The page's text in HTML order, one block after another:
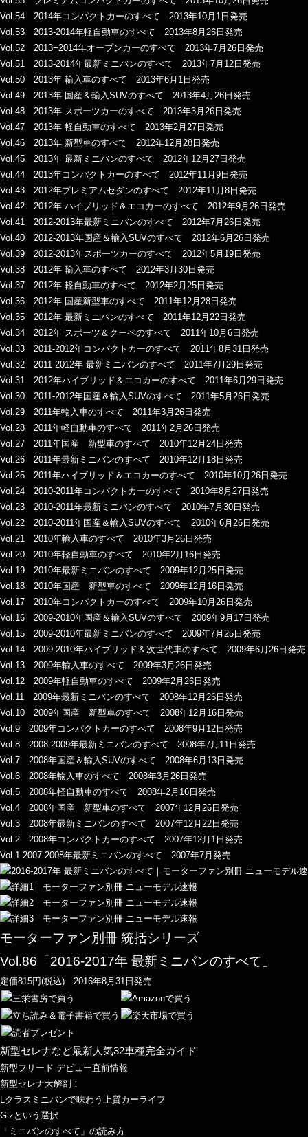
Vol.54 2014年コンパクトカーのすべて 2013年10月1日発売
Vol.53 2013-2014年軽自動車のすべて 2013年8月26日発売
Vol.52 2013−2014年オープンカーのすべて 2013年7月26日発売
Vol.51 2013-2014年最新ミニバンのすべて 2013年7月12日発売
Vol.50 2013年 輸入車のすべて 2013年6月1日発売
Vol.49 2013年 国産＆輸入SUVのすべて 2013年4月26日発売
Vol.48 2013年 スポーツカーのすべて 2013年3月26日発売
Vol.47 2013年 軽自動車のすべて 2013年2月27日発売
Vol.46 2013年 新型車のすべて 2012年12月28日発売
Vol.45 2013年 最新ミニバンのすべて 2012年12月27日発売
Vol.44 2013年コンパクトカーのすべて 2012年11月9日発売
Vol.43 2012年プレミアムセダンのすべて 2012年11月8日発売
Vol.42 2012年 ハイブリッド＆エコカーのすべて 2012年9月26日発売
Vol.41 2012-2013年最新ミニバンのすべて 2012年7月26日発売
Vol.40 2012-2013年国産＆輸入SUVのすべて 2012年6月26日発売
Vol.39 2012-2013年スポーツカーのすべて 2012年5月19日発売
Vol.38 2012年 輸入車のすべて 2012年3月30日発売
Vol.37 2012年 軽自動車のすべて 2012年2月25日発売
Vol.36 2012年 国産新型車のすべて 2011年12月28日発売
Vol.35 2012年 最新ミニバンのすべて 2011年12月22日発売
Vol.34 2012年 スポーツ＆クーペのすべて 2011年10月6日発売
Vol.33 2011-2012年コンパクトカーのすべて 2011年8月31日発売
Vol.32 2011-2012年 最新ミニバンのすべて 2011年7月29日発売
Vol.31 2012年ハイブリッド＆エコカーのすべて 2011年6月29日発売
Vol.30 2011-2012年国産＆輸入SUVのすべて 2011年5月26日発売
Vol.29 2011年輸入車のすべて 2011年3月26日発売
Vol.28 2011年軽自動車のすべて 2011年2月26日発売
Vol.27 2011年国産 新型車のすべて 2010年12月24日発売
Vol.26 2011年最新ミニバンのすべて 2010年12月18日発売
Vol.25 2011年ハイブリッド＆エコカーのすべて 2010年10月26日発売
Vol.24 2010-2011年コンパクトカーのすべて 2010年8月27日発売
Vol.23 2010-2011年最新ミニバンのすべて 2010年7月30日発売
Vol.22 2010-2011年国産＆輸入SUVのすべて 2010年6月26日発売
Vol.21 2010年輸入車のすべて 2010年3月26日発売
Vol.20 2010年軽自動車のすべて 2010年2月16日発売
Vol.19 2010年最新ミニバンのすべて 2009年12月25日発売
Vol.18 2010年国産 新型車のすべて 2009年12月16日発売
Vol.17 2010年コンパクトカーのすべて 2009年10月26日発売
Vol.16 2009-2010年国産＆輸入SUVのすべて 2009年9月17日発売
Vol.15 2009-2010年最新ミニバンのすべて 2009年7月25日発売
Vol.14 2009-2010年ハイブリッド＆次世代車のすべて 2009年6月26日発売
Vol.13 2009年輸入車のすべて 2009年3月26日発売
Vol.12 2009年軽自動車のすべて 2009年2月26日発売
Vol.11 2009年最新ミニバンのすべて 2008年12月26日発売
Vol.10 2009年国産 新型車のすべて 2008年12月16日発売
Vol.9 2009年コンパクトカーのすべて 2008年9月12日発売
Vol.8 2008-2009年最新ミニバンのすべて 2008年7月11日発売
Vol.7 2008年国産＆輸入SUVのすべて 2008年6月13日発売
Vol.6 2008年輸入車のすべて 2008年3月26日発売
Vol.5 2008年軽自動車のすべて 2008年2月16日発売
Vol.4 2008年国産 新型車のすべて 2007年12月26日発売
Vol.3 2008年最新ミニバンのすべて 2007年12月22日発売
Vol.2 2008年コンパクトカーのすべて 2007年12月1日発売
Vol.1 2007-2008年最新ミニバンのすべて 2007年7月発売
モーターファン別冊 統括シリーズ
Vol.86「2016-2017年 最新ミニバンのすべて」
定価815円(税込) 2016年8月31日発売
新型セレナなど最新人気32車種完全ガイド
新型フリード デビュー直前情報
新型セレナ大解剖！
Lクラスミニバンで味わう上質カーライフ
G’zという選択
「ミニバンのすべて」の読み方